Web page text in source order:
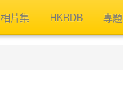
相片集 HKRDB 專題